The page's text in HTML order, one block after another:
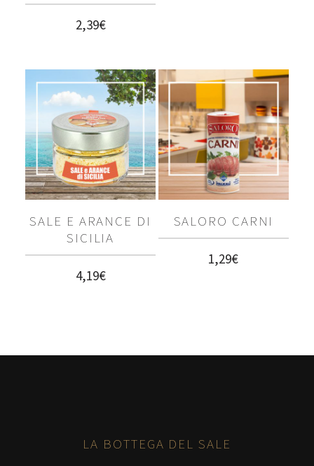
2,39€
SALE E ARANCE DI
SICILIA
4,19€
SALORO CARNI
1,29€
LA BOTTEGA DEL SALE